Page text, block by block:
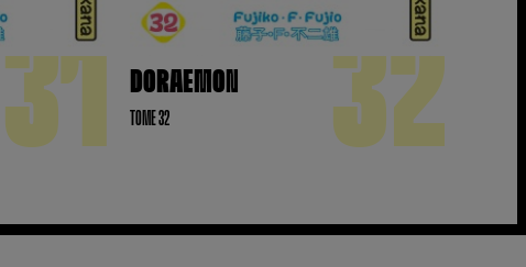
31 DORAEMON
TOME 32 32